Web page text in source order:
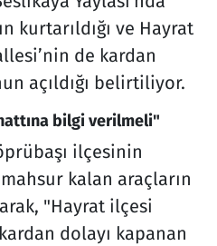
kurtarıldığı ve Hayrat
de kardan
açıldığı belirtiliyor.
bilgi verilmeli"
ilçesinin
kalan araçların
"Hayrat ilçesi
dolayı kapanan